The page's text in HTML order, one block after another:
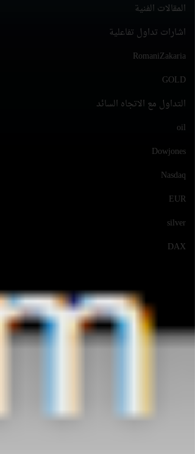
المقالات الفنية
اشارات تداول تفاعلية
RomaniZakaria
GOLD
التداول مع الاتجاه السائد
oil
Dowjones
Nasdaq
EUR
silver
DAX